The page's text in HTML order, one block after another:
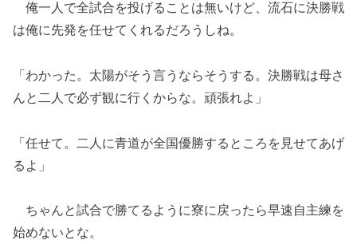
俺一人で全試合を投げることは無いけど、流石に決勝戦
は俺に先発を任せてくれるだろうしね。
「わかった。太陽がそう言うならそうする。決勝戦は母さ
んと二人で必ず観に行くからな。頑張れよ」
「任せて。二人に青道が全国優勝するところを見せてあげ
るよ」
ちゃんと試合で勝てるように寮に戻ったら早速自主練を
始めないとな。